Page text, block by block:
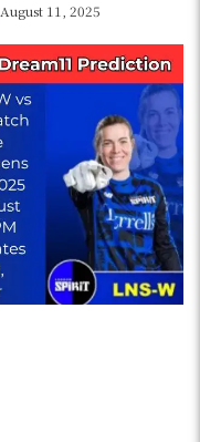
August 11, 2025